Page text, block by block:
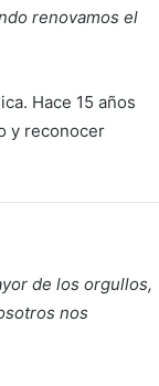
renovamos el
Hace 15 años
y reconocer
de los orgullos,
nos